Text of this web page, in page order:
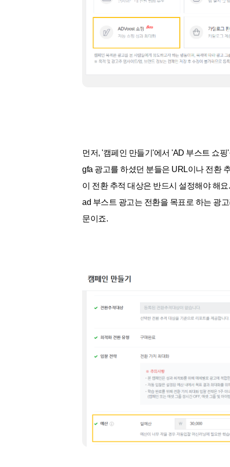
먼저, '캠페인 만들기'에서 'AD 부스트 쇼
gfa 광고를 하셨던 분들은 URL이나 전환
이 전환 추적 대상은 반드시 설정해야 해요.
ad 부스트 광고는 전환을 목표로 하는 광
문이죠.